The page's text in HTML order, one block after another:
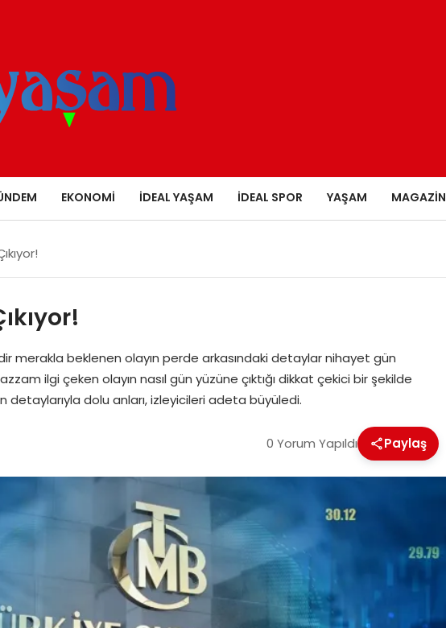
EKONOMI İDEAL YAŞAM İDEAL SPOR YAŞAM MAGAZIN
merakla beklenen olayın perde arkasındaki detaylar nihayet gün
ilgi çeken olayın nasıl gün yüzüne çıktığı dikkat çekici bir şekilde
detaylarıyla dolu anları, izleyicileri adeta büyüledi.
0 Yorum Yapıldı Paylaş